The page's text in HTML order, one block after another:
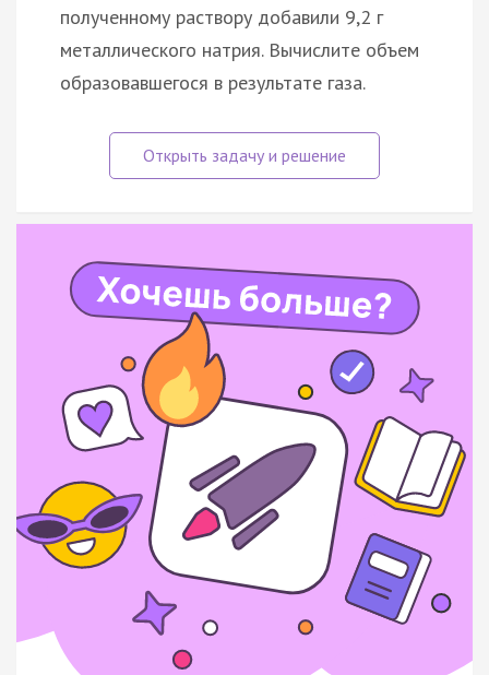
полученному раствору добавили 9,2 г
металлического натрия. Вычислите объем
образовавшегося в результате газа.